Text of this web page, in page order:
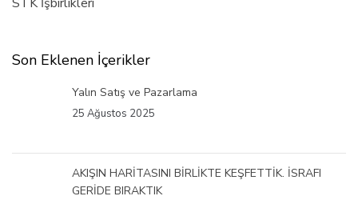
Son Eklenen İçerikler
Yalın Satış ve Pazarlama
25 Ağustos 2025
AKIŞIN HARİTASINI BİRLİKTE KEŞFETTİK. İSRAFI
GERİDE BIRAKTIK